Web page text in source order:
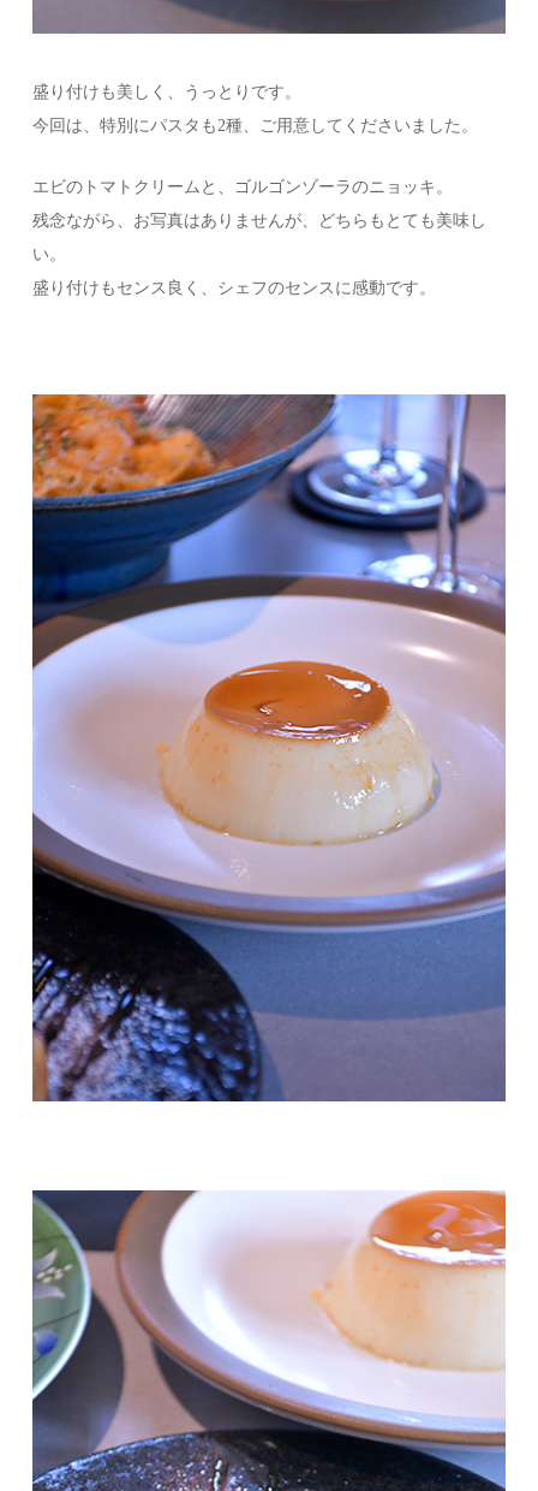
盛り付けも美しく、うっとりです。
今回は、特別にパスタも2種、ご用意してくださいました。
エビのトマトクリームと、ゴルゴンゾーラのニョッキ。
残念ながら、お写真はありませんが、どちらもとても美味し
い。
盛り付けもセンス良く、シェフのセンスに感動です。